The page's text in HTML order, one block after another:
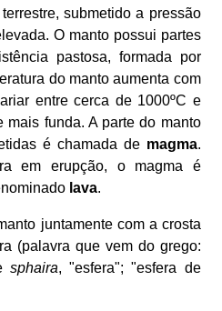
submetido a pressão
O manto possui partes
pastosa, formada por
do manto aumenta com
entre cerca de 1000ºC e
mais funda. A parte do manto
é chamada de magma.
em erupção, o magma é
lava.
juntamente com a crosta
(palavra que vem do grego:
sphaira, "esfera"; "esfera de